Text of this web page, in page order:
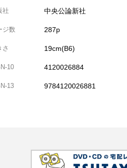
社 中央公論新社
ジ数 287p
さ 19cm(B6)
10 4120026884
13 9784120026881